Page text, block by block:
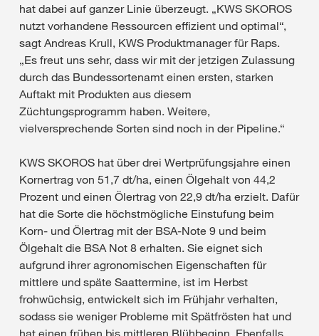
hat dabei auf ganzer Linie überzeugt. „KWS SKOROS
nutzt vorhandene Ressourcen effizient und optimal“,
sagt Andreas Krull, KWS Produktmanager für Raps.
„Es freut uns sehr, dass wir mit der jetzigen Zulassung
durch das Bundessortenamt einen ersten, starken
Auftakt mit Produkten aus diesem
Züchtungsprogramm haben. Weitere,
vielversprechende Sorten sind noch in der Pipeline.“
KWS SKOROS hat über drei Wertprüfungsjahre einen
Kornertrag von 51,7 dt/ha, einen Ölgehalt von 44,2
Prozent und einen Ölertrag von 22,9 dt/ha erzielt. Dafür
hat die Sorte die höchstmögliche Einstufung beim
Korn- und Ölertrag mit der BSA-Note 9 und beim
Ölgehalt die BSA Not 8 erhalten. Sie eignet sich
aufgrund ihrer agronomischen Eigenschaften für
mittlere und späte Saattermine, ist im Herbst
frohwüchsig, entwickelt sich im Frühjahr verhalten,
sodass sie weniger Probleme mit Spätfrösten hat und
hat einen frühen bis mittleren Blühbeginn. Ebenfalls